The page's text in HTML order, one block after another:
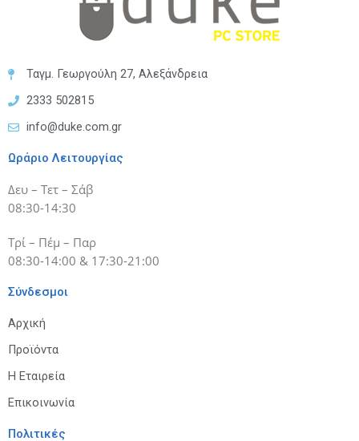
Ταγμ. Γεωργούλη 27, Αλεξάνδρεια
2333 502815
info@duke.com.gr
Ωράριο Λειτουργίας
Δευ – Τετ – Σάβ
08:30-14:30
Τρί – Πέμ – Παρ
08:30-14:00 & 17:30-21:00
Σύνδεσμοι
Αρχική
Προϊόντα
Η Εταιρεία
Επικοινωνία
Πολιτικές